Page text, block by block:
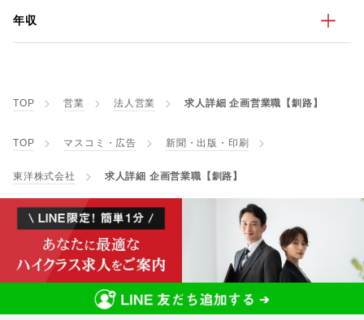
年収
TOP 営業 法人営業 求人詳細 企画営業職【釧路】
TOP マスコミ・広告 新聞・出版・印刷
東洋株式会社 求人詳細 企画営業職【釧路】